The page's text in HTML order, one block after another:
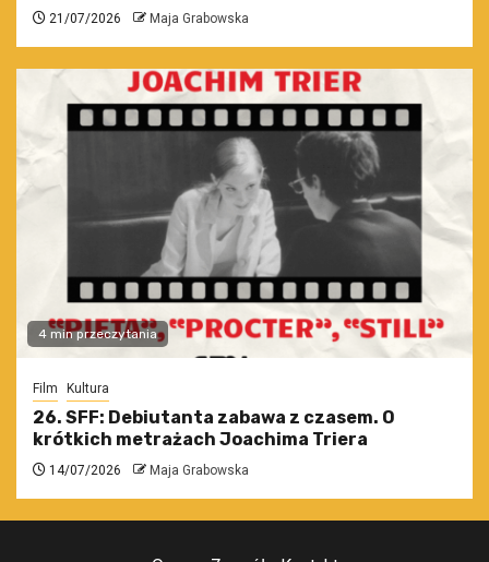
21/07/2026 Maja Grabowska
4 min przeczytania
Film Kultura
26. SFF: Debiutanta zabawa z czasem. O
krótkich metrażach Joachima Triera
14/07/2026 Maja Grabowska